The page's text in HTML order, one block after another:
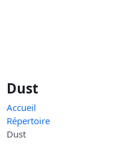
Dust
Accueil
Répertoire
Dust